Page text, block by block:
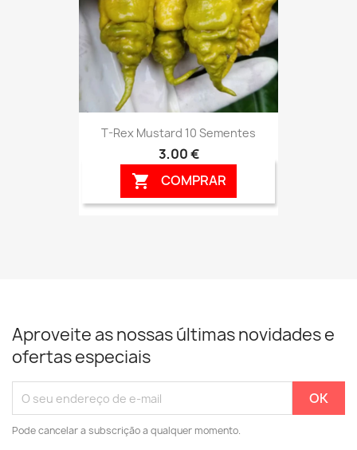
T-Rex Mustard 10 Sementes
3,00 €
 COMPRAR
Aproveite as nossas últimas novidades e
ofertas especiais
Pode cancelar a subscrição a qualquer momento.